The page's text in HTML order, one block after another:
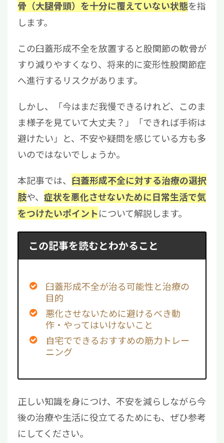
骨（大腿骨頭）を十分に覆えていない状態を指
します。
この臼蓋形成不全を放置すると股関節の軟骨が
すり減りやすくなり、将来的に変形性股関節症
へ進行するリスクがあります。
しかし、「今はまだ我慢できるけれど、このま
ま様子を見ていて大丈夫？」「できれば手術は
避けたい」と、不安や疑問を感じている方も多
いのではないでしょうか。
本記事では、 臼蓋形成不全に対する治療の選択
肢や、 症状を悪化させないために日常生活で気
をつけたいポイントについて解説します。
この記事を読むとわかること
臼蓋形成不全が治る可能性と治療の
目的
悪化させないために避けるべき動
作・やってはいけないこと
自宅でできるおすすめの筋力トレー
ニング
正しい知識を身につけ、不安を減らしながら今
後の治療や生活に役立てるためにも、ぜひ参考
にしてください。